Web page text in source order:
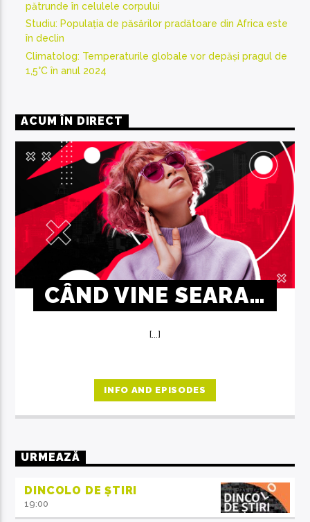
pătrunde în celulele corpului
Studiu: Populația de păsărilor pradătoare din Africa este
în declin
Climatolog: Temperaturile globale vor depăși pragul de
1,5°C în anul 2024
ACUM ÎN DIRECT
CÂND VINE SEARA…
[...]
INFO AND EPISODES
URMEAZĂ
DINCOLO DE ȘTIRI
19:00